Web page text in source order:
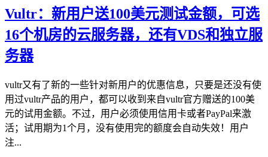
Vultr：新用户送100美元测试金额，可选
16个机房的云服务器，还有VDS和独立服
务器
vultr又有了新的一些针对新用户的优惠信息，只要是还没有使
用过vultr产品的用户，都可以收到来自vultr官方赠送的100美
元的试用金额。不过，用户必须使用信用卡或者PayPal来激
活；试用期为1个月，没有使用完的额度会自动失效！用户
注...